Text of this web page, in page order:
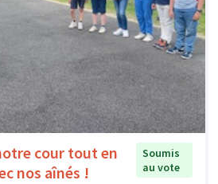
cour tout en
nos aînés !
Soumis
au vote